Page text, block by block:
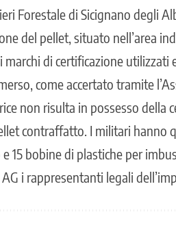
Forestale di Sicignano degli
del pellet, situato nell’area
di certificazione utilizzati
come accertato tramite
non risulta in possesso della
contraffatto. I militari hanno
15 bobine di plastiche per
i rappresentanti legali